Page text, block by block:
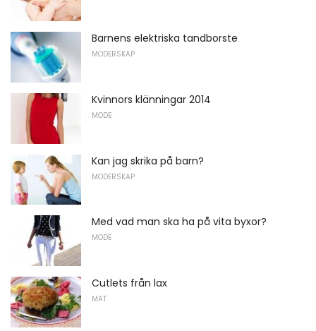
Barnens elektriska tandborste
MODERSKAP
Kvinnors klänningar 2014
MODE
Kan jag skrika på barn?
MODERSKAP
Med vad man ska ha på vita byxor?
MODE
Cutlets från lax
MAT